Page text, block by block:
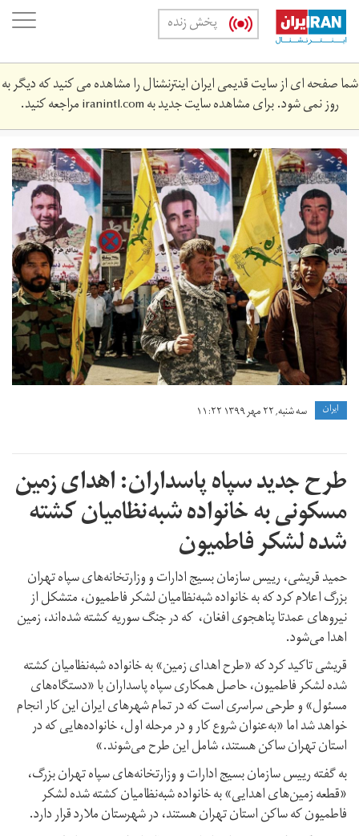
Skip
main
content
پخش زنده
شما صفحه ای از سایت قدیمی ایران اینترنشنال را مشاهده می کنید که دیگر به
روز نمی شود. برای مشاهده سایت جدید بهiranintl.comمراجعه کنید.
f-
4664636045634653-
2.jpg
ايران سه شنبه, ۲۲ مهر ۱۳۹۹ ۱۱:۲۲
طرح جدید سپاه پاسداران: اهدای زمین
مسکونی به خانواده شبه‌نظامیان کشته
شده لشکر فاطمیون
حمید قریشی، رییس سازمان بسیج ادارات و وزارتخانه‌های سپاه تهران
بزرگ اعلام کرد که به خانواده شبه‌نظامیان لشکر فاطمیون، متشکل از
نیروهای عمدتا پناهجوی افغان، که در جنگ سوریه کشته شده‌اند، زمین
اهدا می‌شود.
قریشی تاکید کرد که «طرح اهدای زمین» به خانواده شبه‌نظامیان کشته
شده لشکر فاطمیون، حاصل همکاری سپاه پاسداران با «دستگاه‌های
مسئول» و طرحی سراسری است که در تمام شهرهای ایران این کار انجام
خواهد شد اما «به‌عنوان شروع کار و در مرحله اول، خانواده‌هایی که در
استان تهران ساکن هستند، شامل این طرح می‌شوند.»
به گفته رییس سازمان بسیج ادارات و وزارتخانه‌های سپاه تهران بزرگ،
«قطعه زمین‌های اهدایی» به خانواده شبه‌نظامیان کشته شده لشکر
فاطمیون که ساکن استان تهران هستند، در شهرستان ملارد قرار دارد.